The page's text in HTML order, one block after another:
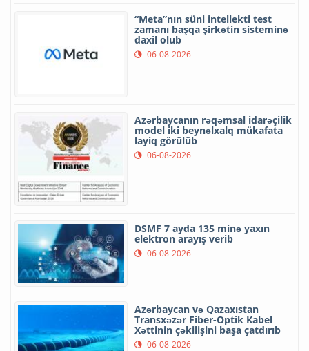
“Meta”nın süni intellekti test
zamanı başqa şirkətin sisteminə
daxil olub
06-08-2026
Azərbaycanın rəqəmsal idarəçilik
model iki beynəlxalq mükafata
layiq görülüb
06-08-2026
DSMF 7 ayda 135 minə yaxın
elektron arayış verib
06-08-2026
Azərbaycan və Qazaxıstan
Transxəzər Fiber-Optik Kabel
Xəttinin çəkilişini başa çatdırıb
06-08-2026